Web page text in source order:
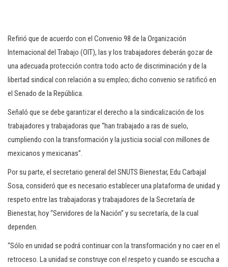
Refirió que de acuerdo con el Convenio 98 de la Organización
Internacional del Trabajo (OIT), las y los trabajadores deberán gozar de
una adecuada protección contra todo acto de discriminación y de la
libertad sindical con relación a su empleo; dicho convenio se ratificó en
el Senado de la República.
Señaló que se debe garantizar el derecho a la sindicalización de los
trabajadores y trabajadoras que “han trabajado a ras de suelo,
cumpliendo con la transformación y la justicia social con millones de
mexicanos y mexicanas”.
Por su parte, el secretario general del SNUTS Bienestar, Edu Carbajal
Sosa, consideró que es necesario establecer una plataforma de unidad y
respeto entre las trabajadoras y trabajadores de la Secretaría de
Bienestar, hoy “Servidores de la Nación” y su secretaría, de la cual
dependen.
“Sólo en unidad se podrá continuar con la transformación y no caer en el
retroceso. La unidad se construye con el respeto y cuando se escucha a